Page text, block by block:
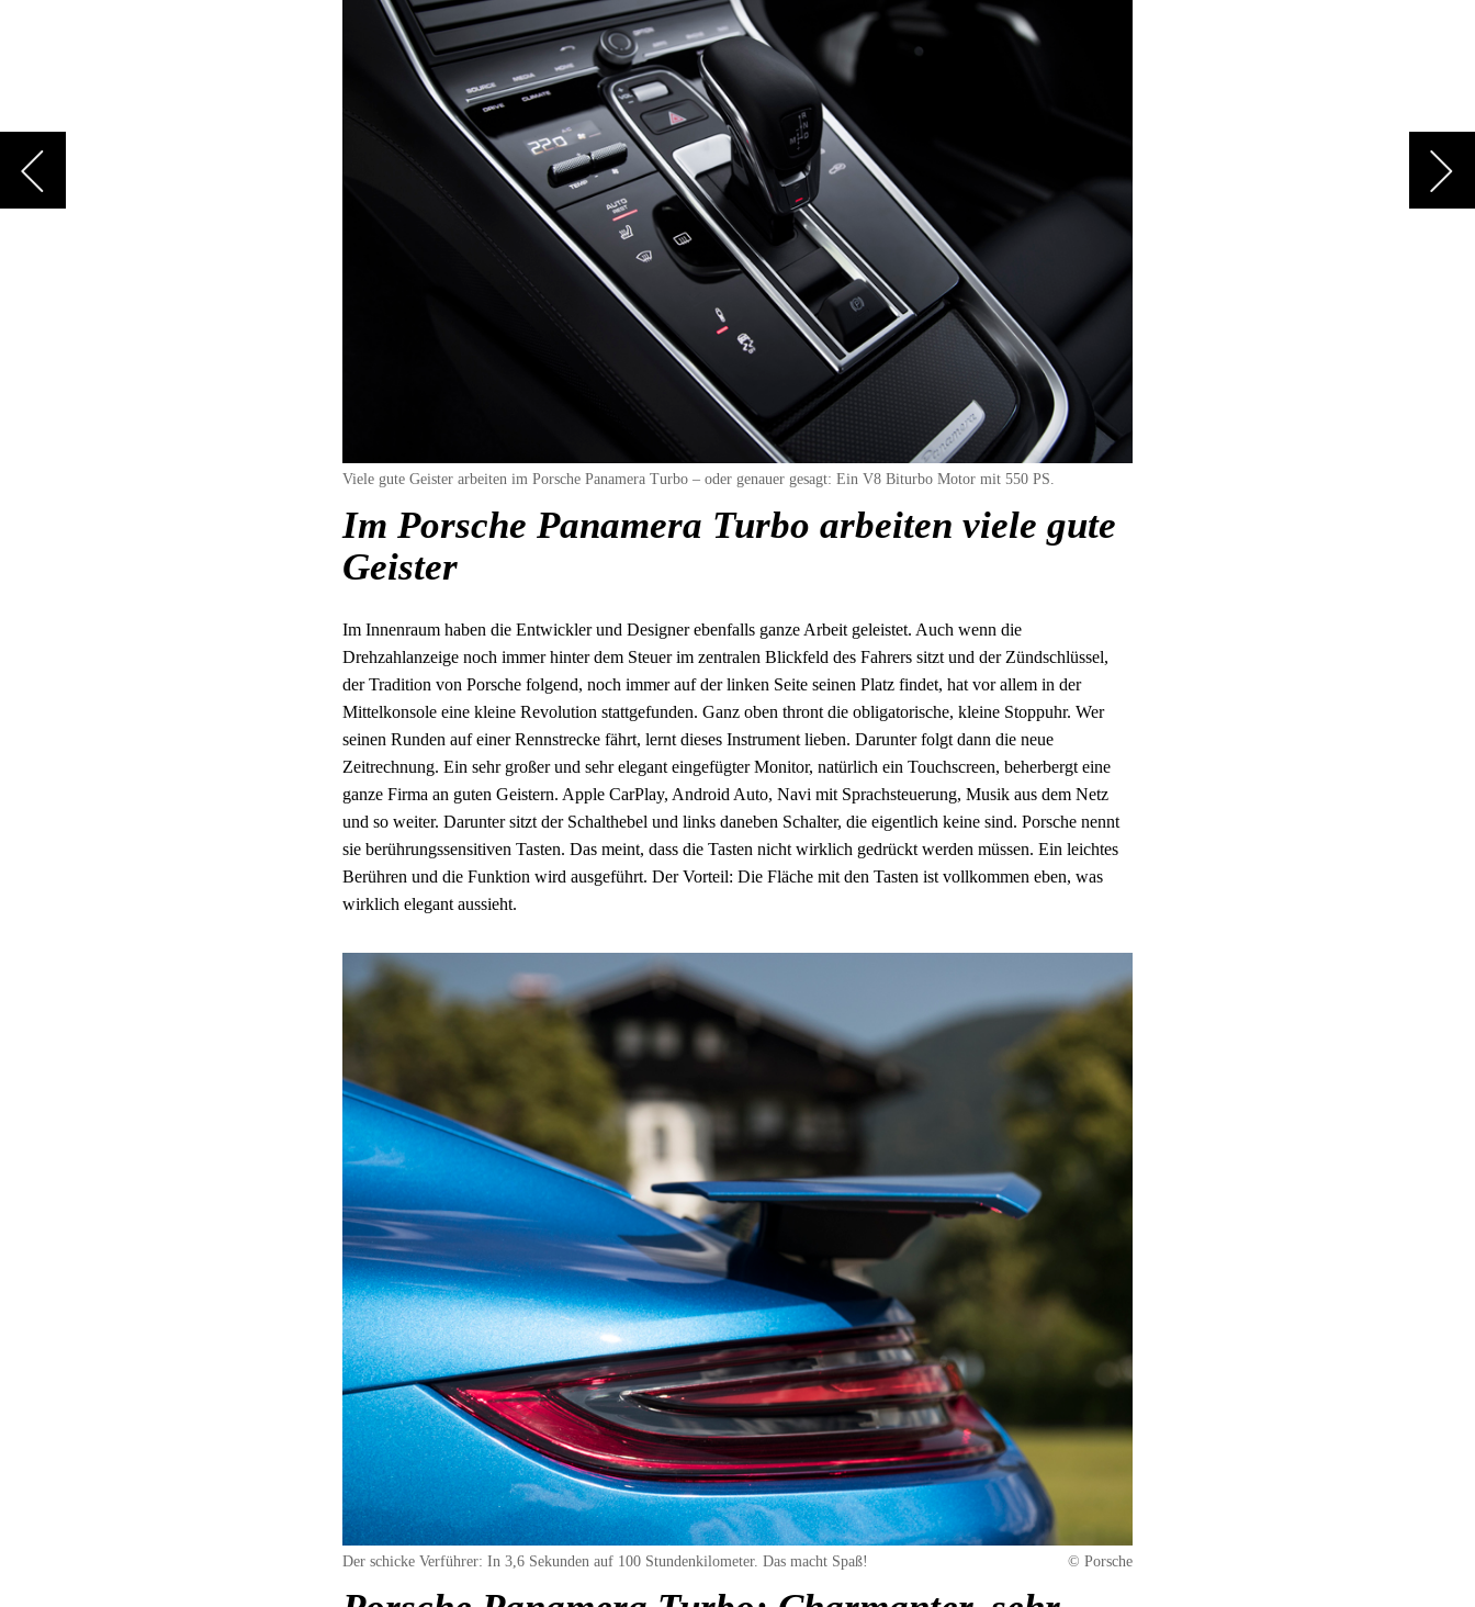
Viele gute Geister arbeiten im Porsche Panamera Turbo – oder genauer gesagt: Ein V8 Biturbo Motor mit 550 PS.
Im Porsche Panamera Turbo arbeiten viele gute
Geister
Im Innenraum haben die Entwickler und Designer ebenfalls ganze Arbeit geleistet. Auch wenn die
Drehzahlanzeige noch immer hinter dem Steuer im zentralen Blickfeld des Fahrers sitzt und der Zündschlüssel,
der Tradition von Porsche folgend, noch immer auf der linken Seite seinen Platz findet, hat vor allem in der
Mittelkonsole eine kleine Revolution stattgefunden. Ganz oben thront die obligatorische, kleine Stoppuhr. Wer
seinen Runden auf einer Rennstrecke fährt, lernt dieses Instrument lieben. Darunter folgt dann die neue
Zeitrechnung. Ein sehr großer und sehr elegant eingefügter Monitor, natürlich ein Touchscreen, beherbergt eine
ganze Firma an guten Geistern. Apple CarPlay, Android Auto, Navi mit Sprachsteuerung, Musik aus dem Netz
und so weiter. Darunter sitzt der Schalthebel und links daneben Schalter, die eigentlich keine sind. Porsche nennt
sie berührungssensitiven Tasten. Das meint, dass die Tasten nicht wirklich gedrückt werden müssen. Ein leichtes
Berühren und die Funktion wird ausgeführt. Der Vorteil: Die Fläche mit den Tasten ist vollkommen eben, was
wirklich elegant aussieht.
Der schicke Verführer: In 3,6 Sekunden auf 100 Stundenkilometer. Das macht Spaß! © Porsche